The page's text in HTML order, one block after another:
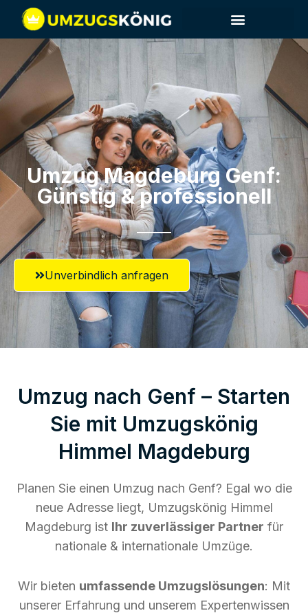
Umzug Magdeburg​ Genf:
Günstig & professionell​
Unverbindlich anfragen
Umzug nach Genf – Starten
Sie mit Umzugskönig
Himmel Magdeburg
Planen Sie einen Umzug nach Genf? Egal wo die
neue Adresse liegt, Umzugskönig Himmel
Magdeburg ist Ihr zuverlässiger Partner für
nationale & internationale Umzüge.
Wir bieten umfassende Umzugslösungen: Mit
unserer Erfahrung und unserem Expertenwissen